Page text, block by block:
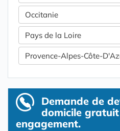
Occitanie
Pays de la Loire
Provence-Alpes-Côte-
Demande de
domicile
engagement.